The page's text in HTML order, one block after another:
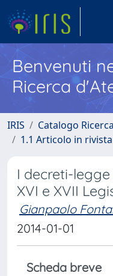
Benvenuti
Ricerca
IRIS Catalogo Ricerca
1.1 Articolo in rivista
I decreti-
XVI e XVII
Gianpaolo
2014-01-01
Scheda breve